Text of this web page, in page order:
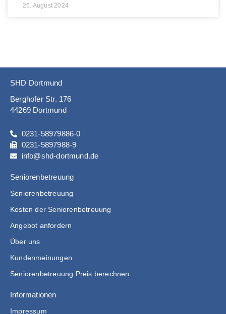
26. August 2024
SHD Dortmund
Berghofer Str. 176
44269 Dortmund
0231-58979886-0
0231-5897988-9
info@shd-dortmund.de
Seniorenbetreuung
Seniorenbetreuung
Kosten der Seniorenbetreuung
Angebot anfordern
Über uns
Kundenmeinungen
Seniorenbetreuung Preis berechnen
Informationen
Impressum